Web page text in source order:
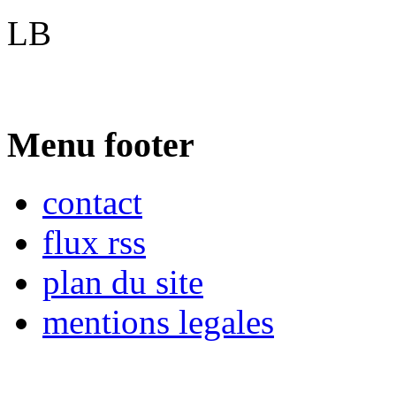
LB
Menu footer
contact
flux rss
plan du site
mentions legales